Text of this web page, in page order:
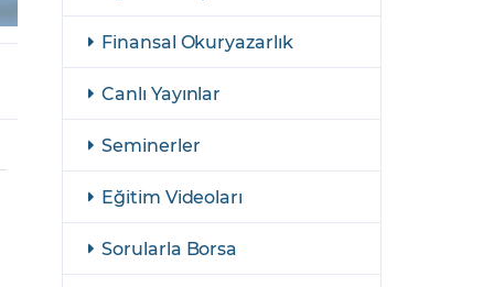
Finansal Okuryazarlık
Canlı Yayınlar
Seminerler
Eğitim Videoları
Sorularla Borsa